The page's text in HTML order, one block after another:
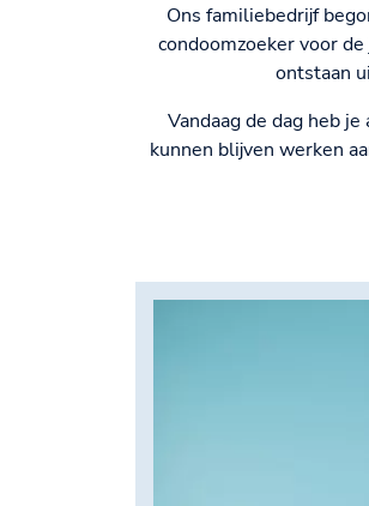
Ons familiebedrijf
condoomzoeker voor
ontstaan
Vandaag de dag heb
kunnen blijven werken